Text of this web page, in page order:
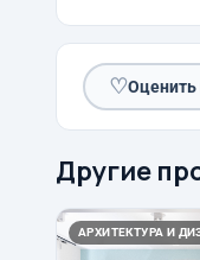
♡Оценить
Другие
АРХИТЕКТУРА И